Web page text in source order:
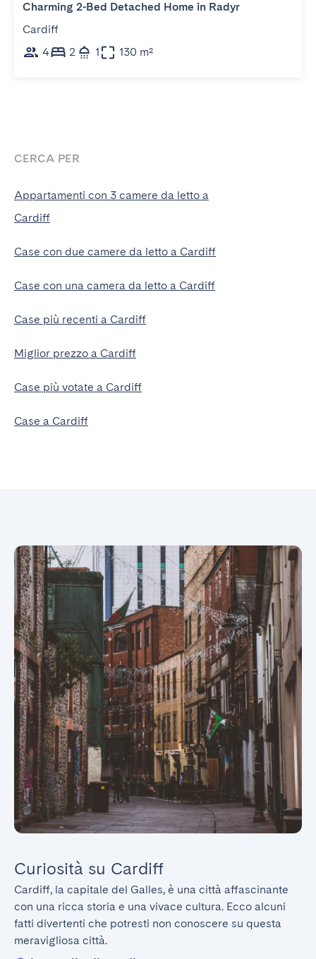
Charming 2-Bed Detached Home in Radyr
Cardiff
4
2 1 130 m²
CERCA PER
Appartamenti con 3 camere da letto a
Cardiff
Case con due camere da letto a Cardiff
Case con una camera da letto a Cardiff
Case più recenti a Cardiff
Miglior prezzo a Cardiff
Case più votate a Cardiff
Case a Cardiff
Curiosità su Cardiff
Cardiff, la capitale del Galles, è una città affascinante
con una ricca storia e una vivace cultura. Ecco alcuni
fatti divertenti che potresti non conoscere su questa
meravigliosa città.